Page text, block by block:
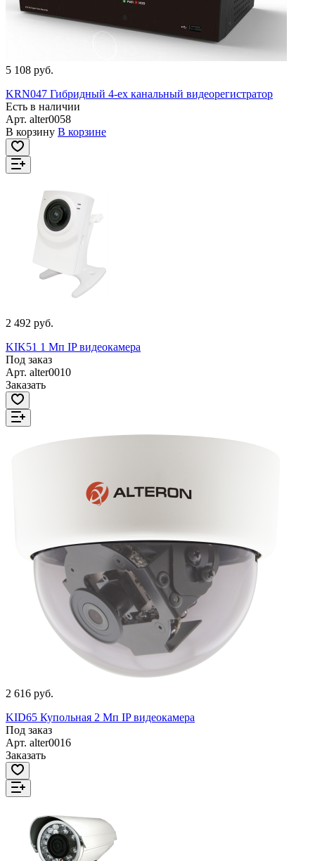
5 108 руб.
KRN047 Гибридный 4-ех канальный видеорегистратор
Есть в наличии
Арт. alter0058
В корзину В корзине
2 492 руб.
KIK51 1 Мп IP видеокамера
Под заказ
Арт. alter0010
Заказать
2 616 руб.
KID65 Купольная 2 Мп IP видеокамера
Под заказ
Арт. alter0016
Заказать